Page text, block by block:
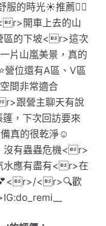
的時光☀️推薦👍🏻
開車上去的山
區的下坡<r>這次
片山嵐美景，真的
位還有A區、V區
間非常適合
跟營主聊天有說
，下次回訪要來
真的很乾淨☺️
沒有蟲蟲危機<r>
水應有盡有<r>在
💕<r>/<r>🔍歡